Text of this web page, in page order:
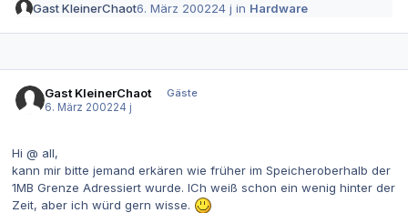
Gast KleinerChaot6. März 200224 j in Hardware
Gast KleinerChaot
Gäste
6. März 200224 j
Hi @ all,
kann mir bitte jemand erkären wie früher im Speicheroberhalb der
1MB Grenze Adressiert wurde. ICh weiß schon ein wenig hinter der
Zeit, aber ich würd gern wisse.